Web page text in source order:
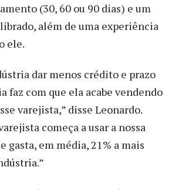
(30, 60 ou 90 dias) e um
além de uma experiência
ele.
dar menos crédito e prazo
faz com que ela acabe vendendo
varejista,” disse Leonardo.
começa a usar a nossa
gasta, em média, 21% a mais